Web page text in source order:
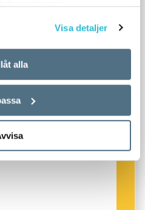
deras tjänster.
Visa detaljer
alla